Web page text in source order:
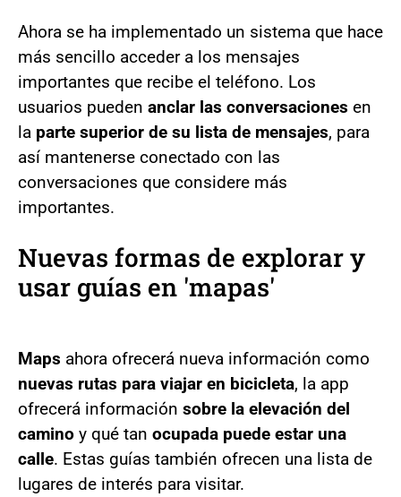
Ahora se ha implementado un sistema que hace
más sencillo acceder a los mensajes
importantes que recibe el teléfono. Los
usuarios pueden anclar las conversaciones en
la parte superior de su lista de mensajes, para
así mantenerse conectado con las
conversaciones que considere más
importantes.
Nuevas formas de explorar y
usar guías en 'mapas'
Maps ahora ofrecerá nueva información como
nuevas rutas para viajar en bicicleta, la app
ofrecerá información sobre la elevación del
camino y qué tan ocupada puede estar una
calle. Estas guías también ofrecen una lista de
lugares de interés para visitar.